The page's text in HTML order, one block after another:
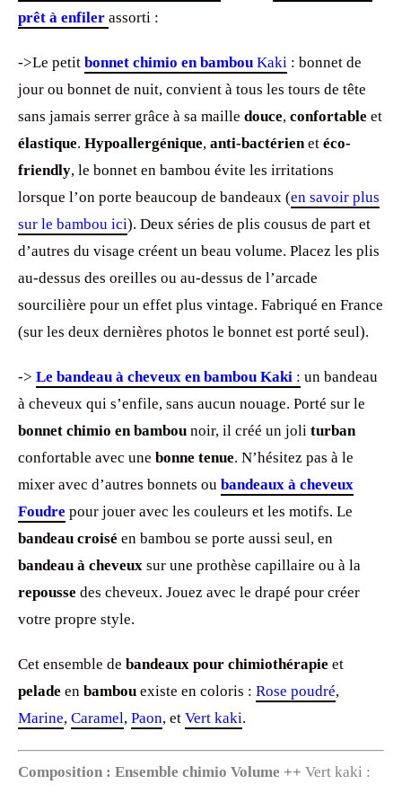
prêt à enfiler assorti :
->Le petit bonnet chimio en bambou Kaki : bonnet de
jour ou bonnet de nuit, convient à tous les tours de tête
sans jamais serrer grâce à sa maille douce, confortable et
élastique. Hypoallergénique, anti-bactérien et éco-
friendly, le bonnet en bambou évite les irritations
lorsque l’on porte beaucoup de bandeaux (en savoir plus
sur le bambou ici). Deux séries de plis cousus de part et
d’autres du visage créent un beau volume. Placez les plis
au-dessus des oreilles ou au-dessus de l’arcade
sourcilière pour un effet plus vintage. Fabriqué en France
(sur les deux dernières photos le bonnet est porté seul).
-> Le bandeau à cheveux en bambou Kaki : un bandeau
à cheveux qui s’enfile, sans aucun nouage. Porté sur le
bonnet chimio en bambou noir, il créé un joli turban
confortable avec une bonne tenue. N’hésitez pas à le
mixer avec d’autres bonnets ou bandeaux à cheveux
Foudre pour jouer avec les couleurs et les motifs. Le
bandeau croisé en bambou se porte aussi seul, en
bandeau à cheveux sur une prothèse capillaire ou à la
repousse des cheveux. Jouez avec le drapé pour créer
votre propre style.
Cet ensemble de bandeaux pour chimiothérapie et
pelade en bambou existe en coloris : Rose poudré,
Marine, Caramel, Paon, et Vert kaki.
Composition : Ensemble chimio Volume ++ Vert kaki :